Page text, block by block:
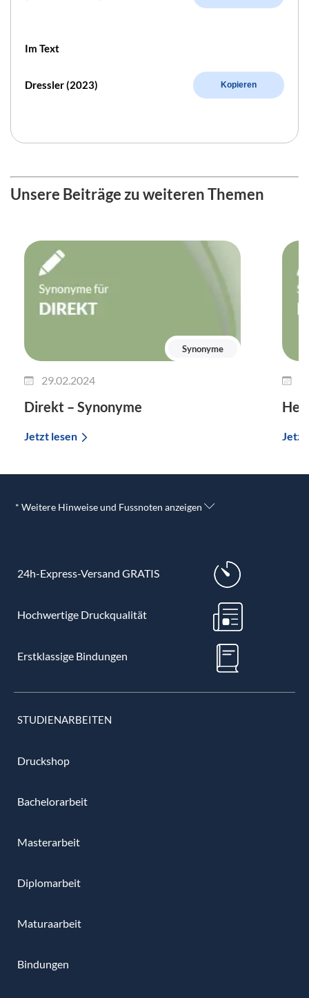
Im Text
Dressler (2023) Kopieren
Unsere Beiträge zu weiteren Themen
Synonyme
29.02.2024
Direkt – Synonyme
Jetzt lesen Jetzt
* Weitere Hinweise und Fussnoten anzeigen
24h-Express-Versand GRATIS
Hochwertige Druckqualität
Erstklassige Bindungen
STUDIENARBEITEN
Druckshop
Bachelorarbeit
Masterarbeit
Diplomarbeit
Maturaarbeit
Bindungen